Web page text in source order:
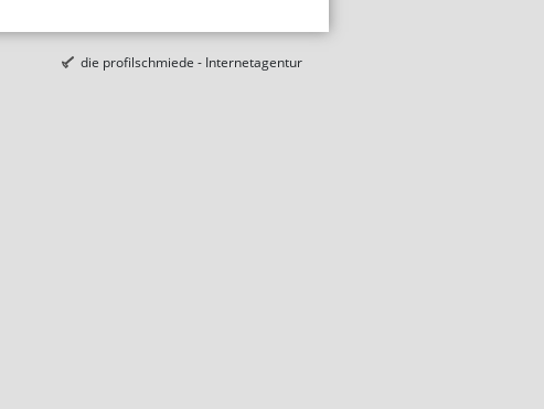
die profilschmiede - Internetagentur